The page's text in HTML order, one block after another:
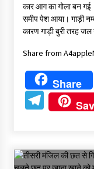
कार आग का गोला बन
समीप पेश आया। गाड़ी
कारण गाड़ी बुरी तरह
Share from
Share